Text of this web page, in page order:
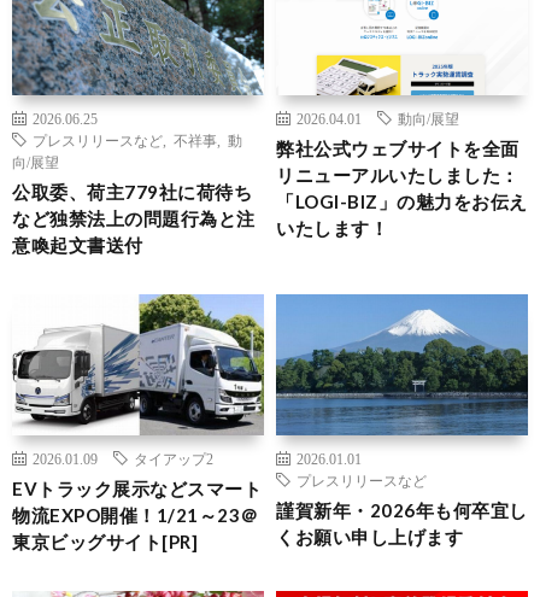
2026.06.25
プレスリリースなど
不祥事
動
向/展望
公取委、荷主779社に荷待ち
など独禁法上の問題行為と注
意喚起文書送付
2026.04.01 動向/展望
弊社公式ウェブサイトを全面
リニューアルいたしました：
「LOGI-BIZ」の魅力をお伝え
いたします！
2026.01.09 タイアップ2
EVトラック展示などスマート
物流EXPO開催！1/21～23＠
東京ビッグサイト[PR]
2026.01.01
プレスリリースなど
謹賀新年・2026年も何卒宜し
くお願い申し上げます